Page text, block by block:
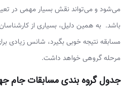
باشد. به همین دلیل، بسیاری از کارشناسان
مسابقه نتیجه خوبی بگیرد، شانس زیادی
مرحله گروهی خواهد داشت.
جدول گروه بندی مسابقات جام جهانی